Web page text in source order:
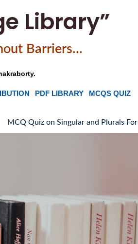
Library”
Barriers…
PDF LIBRARY
MCQS QUIZ
on Singular and Plurals Forms: Part-1